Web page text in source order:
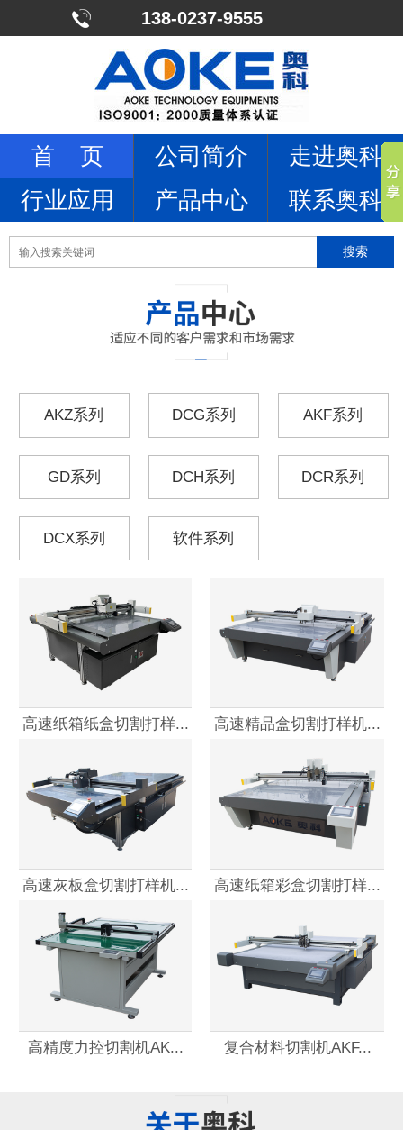
138-0237-9555
首 页 公司简介
走进奥科
行业应用
产品中心 联系奥科
AKZ系列 DCG系列 AKF系列
GD系列 DCH系列 DCR系列
DCX系列 软件系列
高速纸箱纸盒切割打样... 高速精品盒切割打样机...
高速灰板盒切割打样机... 高速纸箱彩盒切割打样...
高精度力控切割机AK... 复合材料切割机AKF...